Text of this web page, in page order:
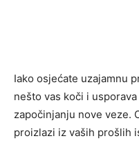
Iako osjećate uzajamnu
nešto vas koči i
započinjanju nove veze.
proizlazi iz vaših prošlih